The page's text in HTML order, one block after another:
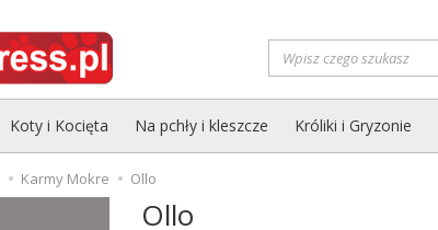
Koty i Kocięta Na pchły i kleszcze Króliki i Gryzonie
Karmy Mokre Ollo
Ollo